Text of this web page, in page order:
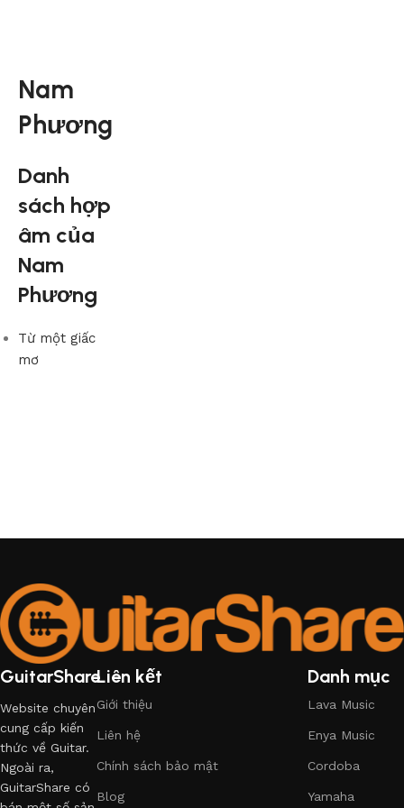
Nam
Phương
Danh
sách hợp
âm của
Nam
Phương
Từ một giấc
mơ
GuitarShare
Website chuyên
cung cấp kiến
thức về Guitar.
Ngoài ra,
GuitarShare có
Liên kết
Giới thiệu
Liên hệ
Chính sách bảo mật
Blog
Danh mục
Lava Music
Enya Music
Cordoba
Yamaha